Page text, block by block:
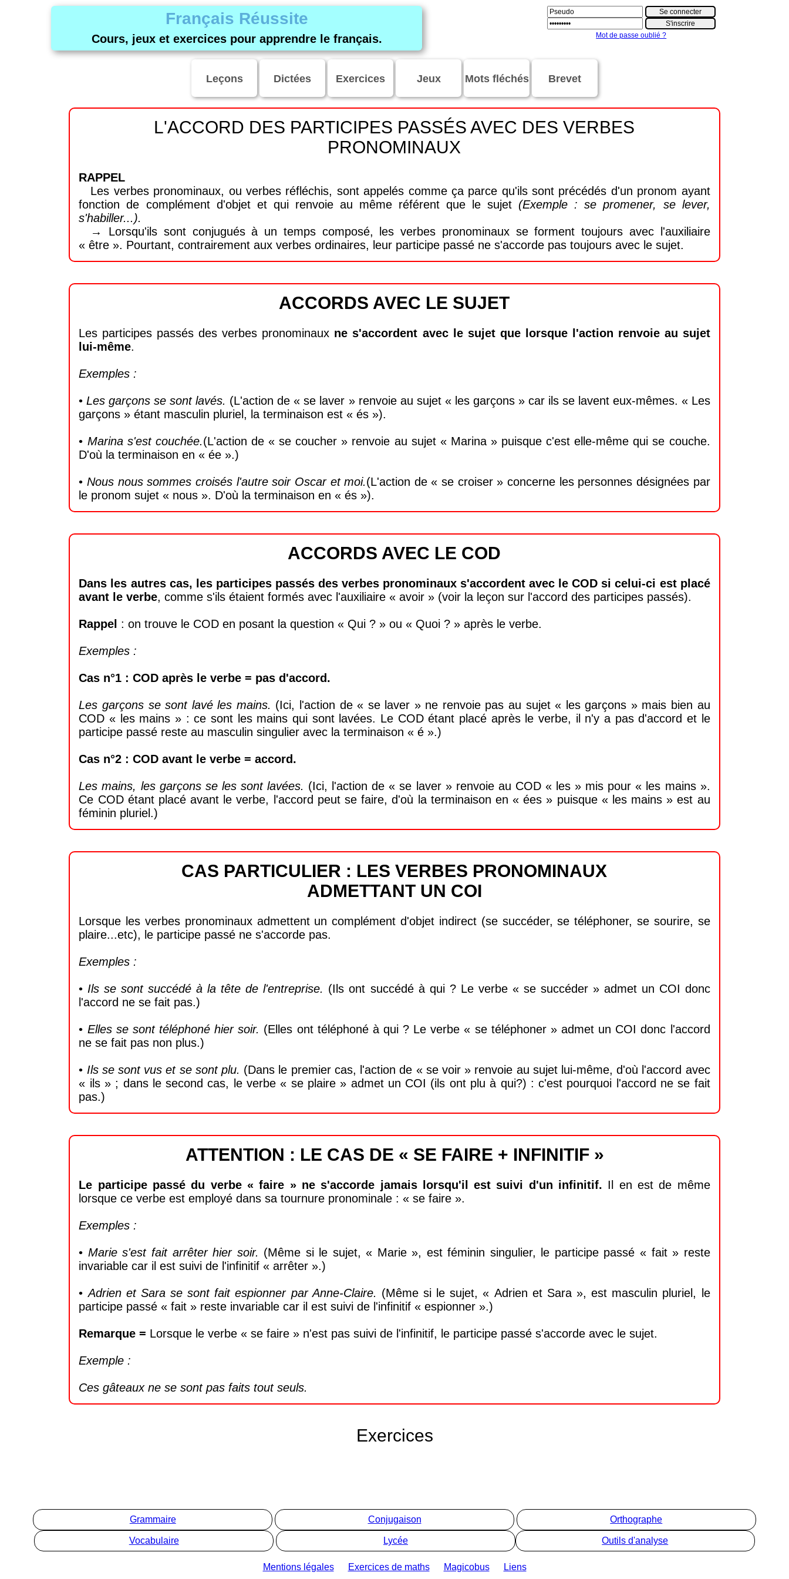
Français Réussite
Cours, jeux et exercices pour apprendre le français. Mot de passe oublié ?
Leçons Dictées Exercices Jeux Mots fléchés Brevet
L'ACCORD DES PARTICIPES PASSÉS AVEC DES VERBES
PRONOMINAUX
RAPPEL
Les verbes pronominaux, ou verbes réfléchis, sont appelés comme ça parce qu'ils sont précédés d'un pronom ayant
fonction de complément d'objet et qui renvoie au même référent que le sujet (Exemple : se promener, se lever,
s'habiller...).
→ Lorsqu'ils sont conjugués à un temps composé, les verbes pronominaux se forment toujours avec l'auxiliaire
« être ». Pourtant, contrairement aux verbes ordinaires, leur participe passé ne s'accorde pas toujours avec le sujet.
ACCORDS AVEC LE SUJET
Les participes passés des verbes pronominaux ne s'accordent avec le sujet que lorsque l'action renvoie au sujet
lui-même.
Exemples :
•Les garçons se sont lavés. (L'action de « se laver » renvoie au sujet « les garçons » car ils se lavent eux-mêmes. « Les
garçons » étant masculin pluriel, la terminaison est « és »).
• Marina s'est couchée.(L'action de « se coucher » renvoie au sujet « Marina » puisque c'est elle-même qui se couche.
D'où la terminaison en « ée ».)
•Nous nous sommes croisés l'autre soir Oscar et moi.(L'action de « se croiser » concerne les personnes désignées par
le pronom sujet « nous ». D'où la terminaison en « és »).
ACCORDS AVEC LE COD
Dans les autres cas, les participes passés des verbes pronominaux s'accordent avec le COD si celui-ci est placé
avant le verbe, comme s'ils étaient formés avec l'auxiliaire « avoir » (voir la leçon sur l'accord des participes passés).
Rappel : on trouve le COD en posant la question « Qui ? » ou « Quoi ? » après le verbe.
Exemples :
Cas n°1 : COD après le verbe = pas d'accord.
Les garçons se sont lavé les mains. (Ici, l'action de « se laver » ne renvoie pas au sujet « les garçons » mais bien au
COD « les mains » : ce sont les mains qui sont lavées. Le COD étant placé après le verbe, il n'y a pas d'accord et le
participe passé reste au masculin singulier avec la terminaison « é ».)
Cas n°2 : COD avant le verbe = accord.
Les mains, les garçons se les sont lavées. (Ici, l'action de « se laver » renvoie au COD « les » mis pour « les mains ».
Ce COD étant placé avant le verbe, l'accord peut se faire, d'où la terminaison en « ées » puisque « les mains » est au
féminin pluriel.)
CAS PARTICULIER : LES VERBES PRONOMINAUX
ADMETTANT UN COI
Lorsque les verbes pronominaux admettent un complément d'objet indirect (se succéder, se téléphoner, se sourire, se
plaire...etc), le participe passé ne s'accorde pas.
Exemples :
• Ils se sont succédé à la tête de l'entreprise. (Ils ont succédé à qui ? Le verbe « se succéder » admet un COI donc
l'accord ne se fait pas.)
• Elles se sont téléphoné hier soir. (Elles ont téléphoné à qui ? Le verbe « se téléphoner » admet un COI donc l'accord
ne se fait pas non plus.)
• Ils se sont vus et se sont plu. (Dans le premier cas, l'action de « se voir » renvoie au sujet lui-même, d'où l'accord avec
« ils » ; dans le second cas, le verbe « se plaire » admet un COI (ils ont plu à qui?) : c'est pourquoi l'accord ne se fait
pas.)
ATTENTION : LE CAS DE « SE FAIRE + INFINITIF »
Le participe passé du verbe « faire » ne s'accorde jamais lorsqu'il est suivi d'un infinitif. Il en est de même
lorsque ce verbe est employé dans sa tournure pronominale : « se faire ».
Exemples :
• Marie s'est fait arrêter hier soir. (Même si le sujet, « Marie », est féminin singulier, le participe passé « fait » reste
invariable car il est suivi de l'infinitif « arrêter ».)
•Adrien et Sara se sont fait espionner par Anne-Claire. (Même si le sujet, « Adrien et Sara », est masculin pluriel, le
participe passé « fait » reste invariable car il est suivi de l'infinitif « espionner ».)
Remarque = Lorsque le verbe « se faire » n'est pas suivi de l'infinitif, le participe passé s'accorde avec le sujet.
Exemple :
Ces gâteaux ne se sont pas faits tout seuls.
Exercices
Grammaire Conjugaison Orthographe
Vocabulaire Lycée Outils d'analyse
Mentions légales Exercices de maths Magicobus Liens